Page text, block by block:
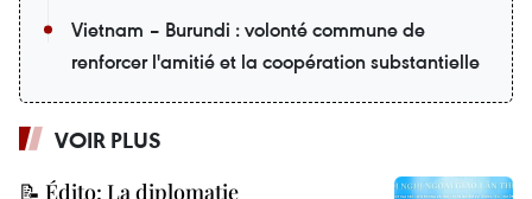
Vietnam – Burundi : volonté commune de
renforcer l'amitié et la coopération substantielle
VOIR PLUS
📝 Édito: La diplomatie